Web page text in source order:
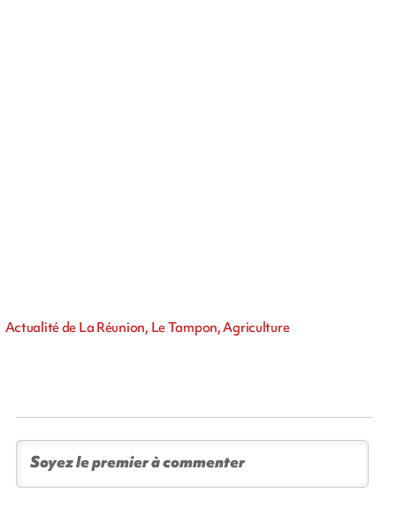
Actualité de La Réunion, Le Tampon, Agriculture